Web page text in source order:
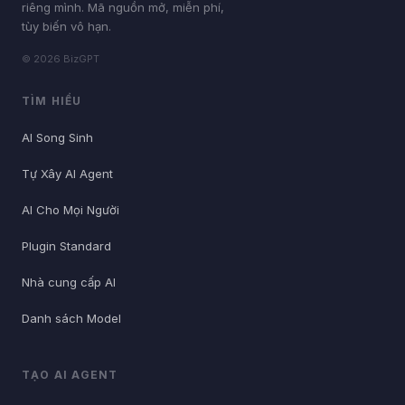
riêng mình. Mã nguồn mở, miễn phí,
tùy biến vô hạn.
© 2026 BizGPT
TÌM HIỂU
AI Song Sinh
Tự Xây AI Agent
AI Cho Mọi Người
Plugin Standard
Nhà cung cấp AI
Danh sách Model
TẠO AI AGENT